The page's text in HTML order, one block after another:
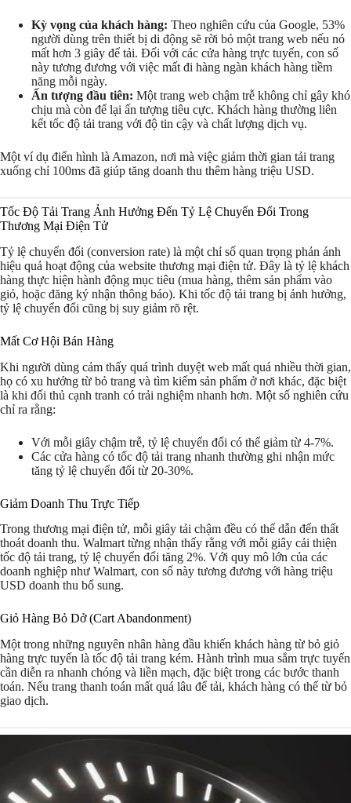
Kỳ vọng của khách hàng: Theo nghiên cứu của Google, 53%
người dùng trên thiết bị di động sẽ rời bỏ một trang web nếu nó
mất hơn 3 giây để tải. Đối với các cửa hàng trực tuyến, con số
này tương đương với việc mất đi hàng ngàn khách hàng tiềm
năng mỗi ngày.
Ấn tượng đầu tiên: Một trang web chậm trễ không chỉ gây khó
chịu mà còn để lại ấn tượng tiêu cực. Khách hàng thường liên
kết tốc độ tải trang với độ tin cậy và chất lượng dịch vụ.
Một ví dụ điển hình là Amazon, nơi mà việc giảm thời gian tải trang
xuống chỉ 100ms đã giúp tăng doanh thu thêm hàng triệu USD.
Tốc Độ Tải Trang Ảnh Hưởng Đến Tỷ Lệ Chuyển Đổi Trong
Thương Mại Điện Tử
Tỷ lệ chuyển đổi (conversion rate) là một chỉ số quan trọng phản ánh
hiệu quả hoạt động của website thương mại điện tử. Đây là tỷ lệ khách
hàng thực hiện hành động mục tiêu (mua hàng, thêm sản phẩm vào
giỏ, hoặc đăng ký nhận thông báo). Khi tốc độ tải trang bị ảnh hưởng,
tỷ lệ chuyển đổi cũng bị suy giảm rõ rệt.
Mất Cơ Hội Bán Hàng
Khi người dùng cảm thấy quá trình duyệt web mất quá nhiều thời gian,
họ có xu hướng từ bỏ trang và tìm kiếm sản phẩm ở nơi khác, đặc biệt
là khi đối thủ cạnh tranh có trải nghiệm nhanh hơn. Một số nghiên cứu
chỉ ra rằng:
Với mỗi giây chậm trễ, tỷ lệ chuyển đổi có thể giảm từ 4-7%.
Các cửa hàng có tốc độ tải trang nhanh thường ghi nhận mức
tăng tỷ lệ chuyển đổi từ 20-30%.
Giảm Doanh Thu Trực Tiếp
Trong thương mại điện tử, mỗi giây tải chậm đều có thể dẫn đến thất
thoát doanh thu. Walmart từng nhận thấy rằng với mỗi giây cải thiện
tốc độ tải trang, tỷ lệ chuyển đổi tăng 2%. Với quy mô lớn của các
doanh nghiệp như Walmart, con số này tương đương với hàng triệu
USD doanh thu bổ sung.
Giỏ Hàng Bỏ Dở (Cart Abandonment)
Một trong những nguyên nhân hàng đầu khiến khách hàng từ bỏ giỏ
hàng trực tuyến là tốc độ tải trang kém. Hành trình mua sắm trực tuyến
cần diễn ra nhanh chóng và liền mạch, đặc biệt trong các bước thanh
toán. Nếu trang thanh toán mất quá lâu để tải, khách hàng có thể từ bỏ
giao dịch.